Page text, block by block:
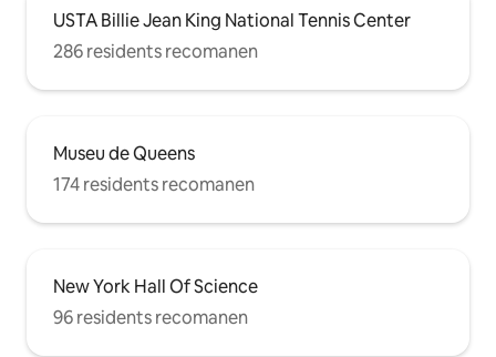
USTA Billie Jean King National Tennis Center
286 residents recomanen
Museu de Queens
174 residents recomanen
New York Hall Of Science
96 residents recomanen